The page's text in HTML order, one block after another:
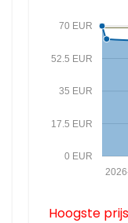
0 EUR
17.5 EUR
35 EUR
52.5 EUR
70 EUR
Hoogste